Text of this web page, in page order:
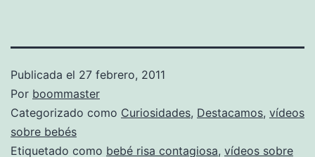
Publicada el 27 febrero, 2011
Por boommaster
Categorizado como Curiosidades, Destacamos, vídeos
sobre bebés
Etiquetado como bebé risa contagiosa, vídeos sobre